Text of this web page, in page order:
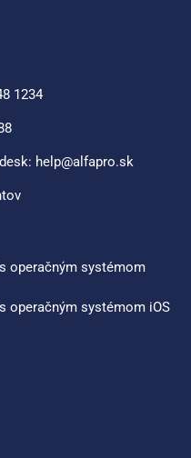
1234
help@alfapro.sk
operačným systémom
operačným systémom iOS